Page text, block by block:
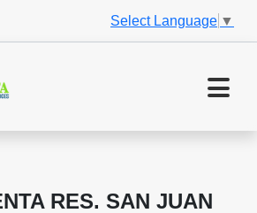
Select Language ▼
RES. SAN JUAN